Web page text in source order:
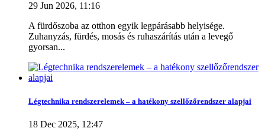
Akció 0
Több.. Kevesebb
Teljesítmény
29 Jun 2026, 11:16
A fürdőszoba az otthon egyik legpárásabb helyisége.
Zuhanyzás, fürdés, mosás és ruhaszárítás után a levegő
gyorsan...
Légtechnika rendszerelemek – a hatékony szellőzőrendszer alapjai
18 Dec 2025, 12:47